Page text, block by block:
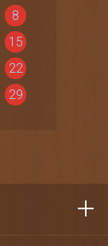
8
15
22
29